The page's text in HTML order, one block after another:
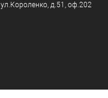
ул.Короленко, д.51, оф.202